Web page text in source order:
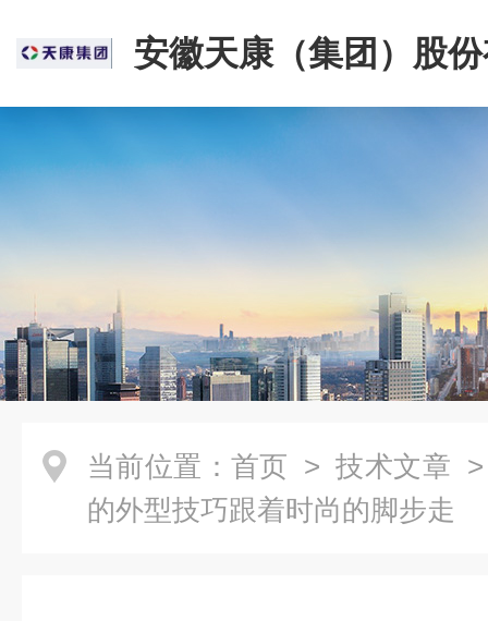
安徽天康（集团）股
司
当前位置： 首页 > 技术文章
的外型技巧跟着时尚的脚步走